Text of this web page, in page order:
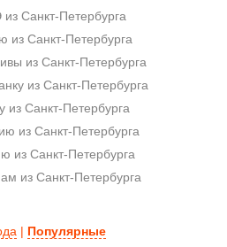
Санкт-Петербурга
из Санкт-Петербурга
из Санкт-Петербурга
из Санкт-Петербурга
из Санкт-Петербурга
из Санкт-Петербурга
из Санкт-Петербурга
из Санкт-Петербурга
| Популярные